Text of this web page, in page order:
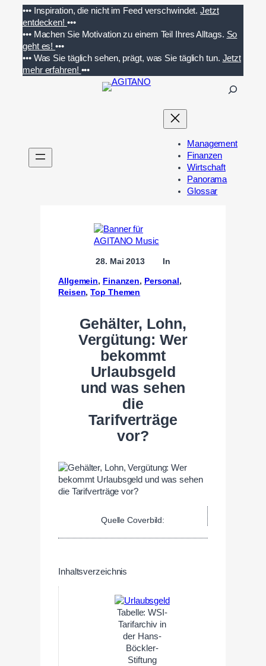
Inhalt
springen
••• Inspiration, die nicht im Feed verschwindet. Jetzt
entdecken! •••
••• Machen Sie Motivation zu einem Teil Ihres Alltags. So
geht es!•••
••• Was Sie täglich sehen, prägt, was Sie täglich tun. Jetzt
mehr erfahren! •••
n
Management
Finanzen
Wirtschaft
Panorama
Glossar
28. Mai 2013 In
Allgemein, Finanzen, Personal
Reisen, Top Themen
Gehälter, Lohn,
Vergütung: Wer
bekommt
Urlaubsgeld
und was sehen
die
Tarifverträge
vor?
Quelle Coverbild:
Inhaltsverzeichnis
Tabelle: WSI-
Tarifarchiv in
der Hans-
Böckler-
Stiftung